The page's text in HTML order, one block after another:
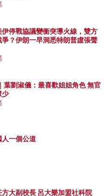
伊停戰協議變衝突導火線，雙方
爭？伊朗一早洞悉特朗普虛張聲
葉劉淑儀：最喜歡姐姐角色 無官
少
人一個公道
大副校長 呂大樂加盟社科院